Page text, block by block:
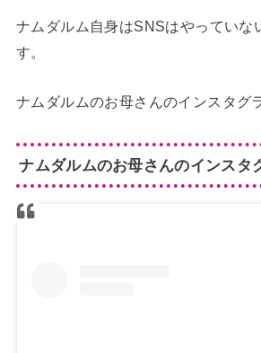
ナムダルム自身はSNSはやっていな
す。
ナムダルムのお母さんのインスタグ
ナムダルムのお母さんのインスタ